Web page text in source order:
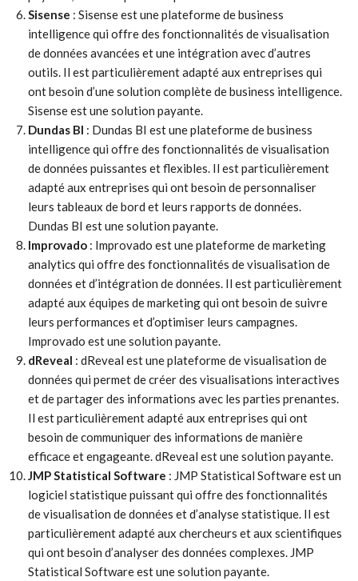
Sisense : Sisense est une plateforme de business
intelligence qui offre des fonctionnalités de visualisation
de données avancées et une intégration avec d’autres
outils. Il est particulièrement adapté aux entreprises qui
ont besoin d’une solution complète de business intelligence.
Sisense est une solution payante.
Dundas BI : Dundas BI est une plateforme de business
intelligence qui offre des fonctionnalités de visualisation
de données puissantes et flexibles. Il est particulièrement
adapté aux entreprises qui ont besoin de personnaliser
leurs tableaux de bord et leurs rapports de données.
Dundas BI est une solution payante.
Improvado : Improvado est une plateforme de marketing
analytics qui offre des fonctionnalités de visualisation de
données et d’intégration de données. Il est particulièrement
adapté aux équipes de marketing qui ont besoin de suivre
leurs performances et d’optimiser leurs campagnes.
Improvado est une solution payante.
dReveal : dReveal est une plateforme de visualisation de
données qui permet de créer des visualisations interactives
et de partager des informations avec les parties prenantes.
Il est particulièrement adapté aux entreprises qui ont
besoin de communiquer des informations de manière
efficace et engageante. dReveal est une solution payante.
JMP Statistical Software : JMP Statistical Software est un
logiciel statistique puissant qui offre des fonctionnalités
de visualisation de données et d’analyse statistique. Il est
particulièrement adapté aux chercheurs et aux scientifiques
qui ont besoin d’analyser des données complexes. JMP
Statistical Software est une solution payante.